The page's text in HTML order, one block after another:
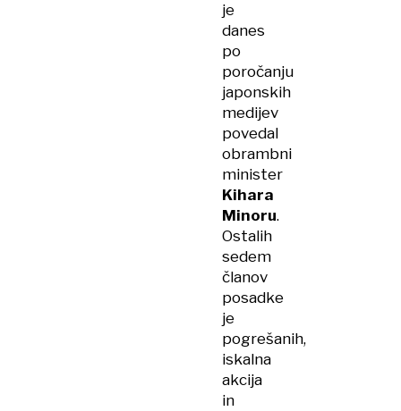
je
danes
po
poročanju
japonskih
medijev
povedal
obrambni
minister
Kihara
Minoru.
Ostalih
sedem
članov
posadke
je
pogrešanih,
iskalna
akcija
in